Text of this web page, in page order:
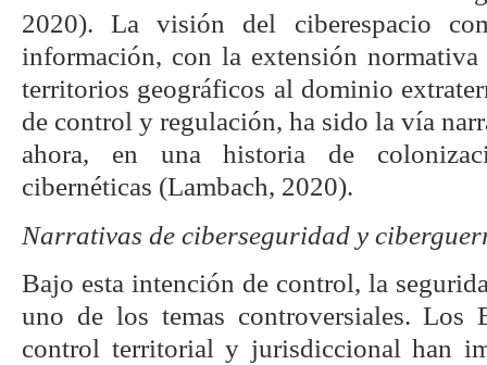
2020). La visión del ciberespacio
información, con la extensión
territorios geográficos al dominio
de control y regulación, ha sido la vía
ahora, en una historia de
cibernéticas (Lambach, 2020).
Narrativas de ciberseguridad y
Bajo esta intención de control, la
uno de los temas controversiales. Los
control territorial y jurisdiccional han